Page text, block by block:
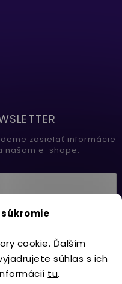
súkromie
cookie. Ďalším
súhlas s ich
tu.
zasielať informácie
našom e-shope.
sa